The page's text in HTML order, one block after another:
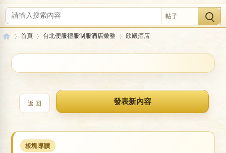
帖子
首頁 台北便服禮服制服酒店彙整 欣殿酒店
欣殿酒店
返 回
板塊導讀